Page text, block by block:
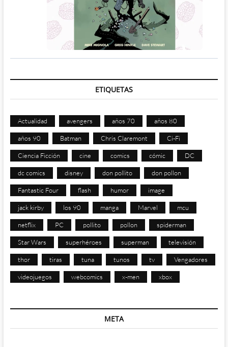
ETIQUETAS
Actualidad avengers años 70 años 80
años 90 Batman Chris Claremont Ci-Fi
Ciencia Ficción cine comics cómic DC
dc comics disney don pollito don pollon
Fantastic Four flash humor image
jack kirby los 90 manga Marvel mcu
netflix PC pollito pollon spiderman
Star Wars superhéroes superman televisión
thor tiras tuna tunos tv Vengadores
videojuegos webcomics x-men xbox
META